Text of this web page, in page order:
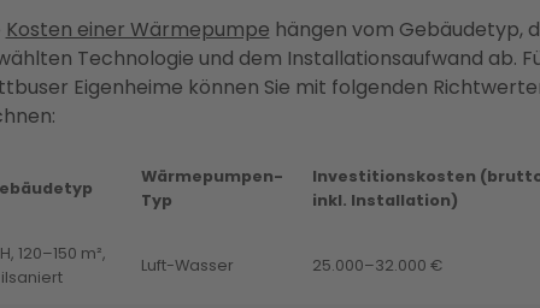
Kosten einer Wärmepumpe hängen vom Gebäudetyp,
Technologie und dem Installationsaufwand ab.
Eigenheime können Sie mit folgenden
Wärmepumpen-
Typ
Investitionskosten
inkl. Installation)
120–150 m²,
Luft-Wasser 25.000–32.000 €